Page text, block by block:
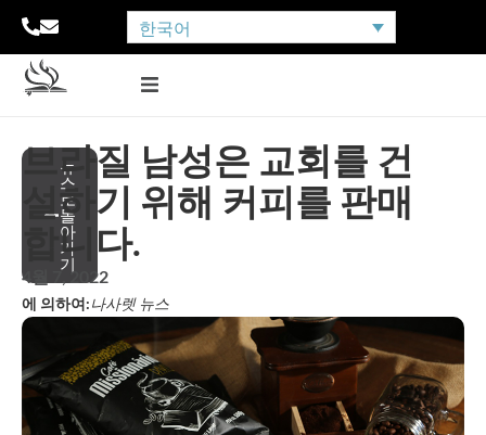
한국어
뉴
스
로
돌
아
가
기
브라질 남성은 교회를 건
설하기 위해 커피를 판매
합니다.
4월 7, 2022
에 의하여:나사렛 뉴스